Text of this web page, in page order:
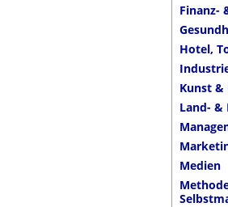
Finanz-
Hotel,
Kunst
Land-
Medien